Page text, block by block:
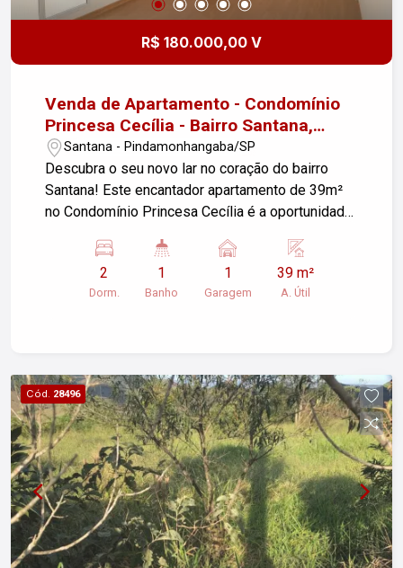
R$ 180.000,00 V
Venda de Apartamento - Condomínio
Princesa Cecília - Bairro Santana,
Pindamonhangaba/SP
Santana - Pindamonhangaba/SP
Descubra o seu novo lar no coração do bairro
Santana! Este encantador apartamento de 39m²
no Condomínio Princesa Cecília é a oportunidade
Características do Imóvel: - Sala de Estar:
Espaçosa e iluminada, ideal para momentos de
lazer e descontração. - 2 Dormitórios: Ambientes
privacidade. - Cozinha Americana: Funcional e
integrada à sala, perfeita para quem gosta de
cozinhar e receber amigos. - Vaga de Garagem: 1
vaga descoberta, com fácil acesso. - Interfone:
Para maior segurança e comodidade. Este
apartamento é muito bonito e bem localizado,
oferecendo fácil acesso a comércio, transporte e
serviços da região. Ideal para quem valoriza
segurança e praticidade no dia a dia. Preço de
2
Dorm.
1
Banho
1
Garagem
39 m²
A. Útil
Cód. 28496